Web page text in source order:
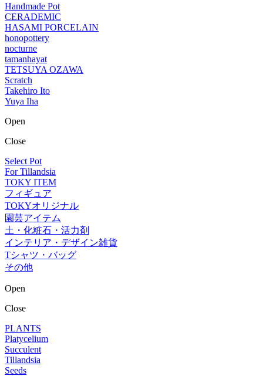
Handmade Pot
CERADEMIC
HASAMI PORCELAIN
honopottery
nocturne
tamanhayat
TETSUYA OZAWA
Scratch
Takehiro Ito
Yuya Iha
Open
Close
Select Pot
For Tillandsia
TOKY ITEM
フィギュア
TOKYオリジナル
園芸アイテム
土・化粧石・活力剤
インテリア・デザイン雑貨
Tシャツ・バッグ
その他
Open
Close
PLANTS
Platycelium
Succulent
Tillandsia
Seeds